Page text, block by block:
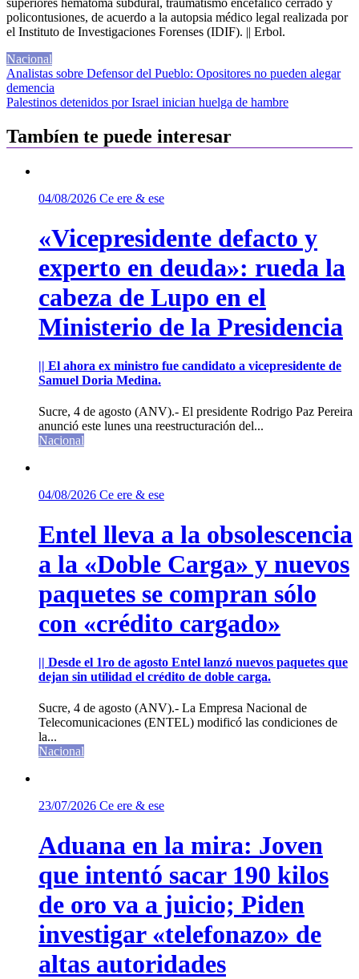
superiores hematoma subdural, traumatismo encefálico cerrado y
policontusiones, de acuerdo a la autopsia médico legal realizada por
el Instituto de Investigaciones Forenses (IDIF). || Erbol.
Nacional
Navegación
de
Analistas sobre Defensor del Pueblo: Opositores no pueden alegar
demencia
Palestinos detenidos por Israel inician huelga de hambre
Tambíen te puede interesar
04/08/2026 Ce ere & ese
«Vicepresidente defacto y
experto en deuda»: rueda la
cabeza de Lupo en el
Ministerio de la Presidencia
|| El ahora ex ministro fue candidato a vicepresidente de
Samuel Doria Medina.
Sucre, 4 de agosto (ANV).- El presidente Rodrigo Paz Pereira
anunció este lunes una reestructuración del...
Nacional
04/08/2026 Ce ere & ese
Entel lleva a la obsolescencia
a la «Doble Carga» y nuevos
paquetes se compran sólo
con «crédito cargado»
|| Desde el 1ro de agosto Entel lanzó nuevos paquetes que
dejan sin utilidad el crédito de doble carga.
Sucre, 4 de agosto (ANV).- La Empresa Nacional de
Telecomunicaciones (ENTEL) modificó las condiciones de
la...
Nacional
23/07/2026 Ce ere & ese
Aduana en la mira: Joven
que intentó sacar 190 kilos
de oro va a juicio; Piden
investigar «telefonazo» de
altas autoridades